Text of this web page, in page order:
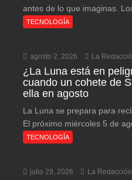
antes de lo que imaginas.
TECNOLOGÍA
agosto 2, 2026 La
¿La Luna está en
cuando un cohete de
ella en agosto
La Luna se prepara para
El próximo miércoles 5 de
TECNOLOGÍA
julio 29, 2026 La Redacción